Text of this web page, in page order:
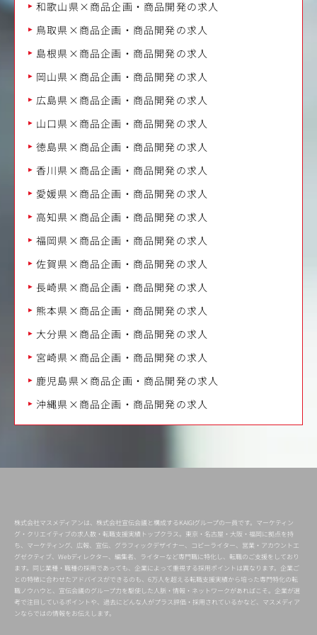
和歌山県×商品企画・商品開発の求人
鳥取県×商品企画・商品開発の求人
島根県×商品企画・商品開発の求人
岡山県×商品企画・商品開発の求人
広島県×商品企画・商品開発の求人
山口県×商品企画・商品開発の求人
徳島県×商品企画・商品開発の求人
香川県×商品企画・商品開発の求人
愛媛県×商品企画・商品開発の求人
高知県×商品企画・商品開発の求人
福岡県×商品企画・商品開発の求人
佐賀県×商品企画・商品開発の求人
長崎県×商品企画・商品開発の求人
熊本県×商品企画・商品開発の求人
大分県×商品企画・商品開発の求人
宮崎県×商品企画・商品開発の求人
鹿児島県×商品企画・商品開発の求人
沖縄県×商品企画・商品開発の求人
株式会社マスメディアンは、株式会社宣伝会議と構成するKAIGIグループの一員です。マーケティン
グ・クリエイティブの求人数・転職支援実績トップクラス。東京・名古屋・大阪・福岡に拠点を持
ち、マーケティング、広報、宣伝、グラフィックデザイナー、コピーライター、営業・アカウントエ
グゼクティブ、Webディレクター、編集者、ライターなど専門職に特化し、転職のご支援をしており
ます。同じ業種・職種の採用であっても、企業によって重視する採用ポイントは異なります。企業ご
との特徴に合わせたアドバイスができるのも、6万人を超える転職支援実績から培った専門特化の転
職ノウハウと、宣伝会議のグループ力を駆使した人脈・情報・ネットワークがあればこそ。企業が選
考で注目しているポイントや、過去にどんな人がプラス評価・採用されているかなど、マスメディア
ンならではの情報をお伝えします。